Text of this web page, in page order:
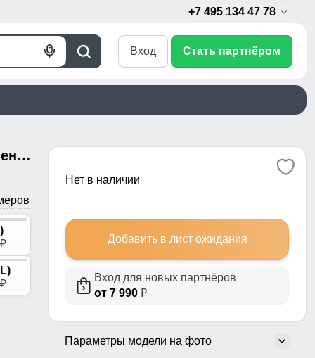
+7 495 134 47 78
Поиск
Голосовой
Вход Стать партнёром
Куртка женская зимняя с мехом енот премиум класса бежевого цвета 3146B
p
p
Нет в наличии
Добавить в лист ожидания
Вход для новых партнёров
от 7 990 ₽
Параметры модели на фото